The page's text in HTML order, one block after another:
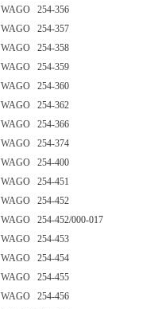
WAGO 254-356
WAGO 254-357
WAGO 254-358
WAGO 254-359
WAGO 254-360
WAGO 254-362
WAGO 254-366
WAGO 254-374
WAGO 254-400
WAGO 254-451
WAGO 254-452
WAGO 254-452/000-017
WAGO 254-453
WAGO 254-454
WAGO 254-455
WAGO 254-456